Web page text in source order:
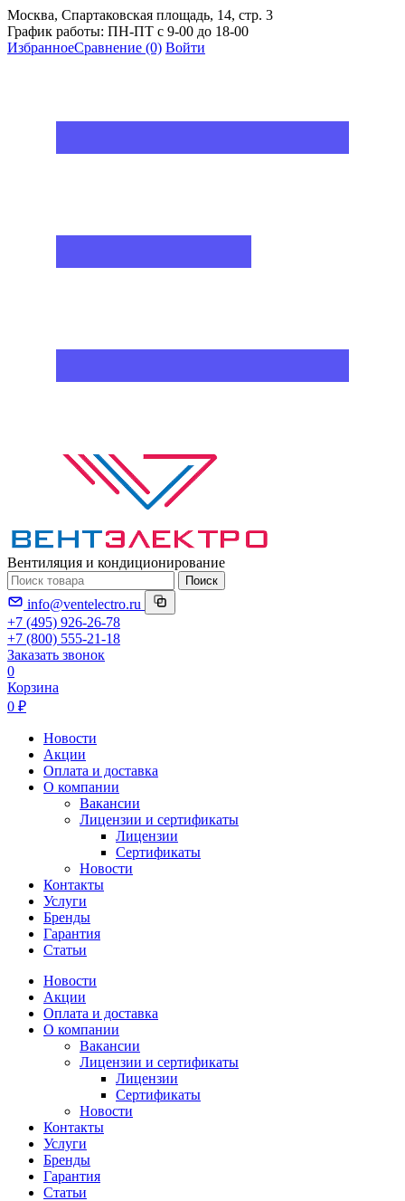
Москва, Спартаковская площадь, 14, стр. 3
График работы: ПН-ПТ с 9-00 до 18-00
ИзбранноеСравнение (0) Войти
Вентиляция и кондиционирование
Поиск
info@ventelectro.ru
+7 (495) 926-26-78
+7 (800) 555-21-18
Заказать звонок
0
Корзина
0 ₽
Новости
Акции
Оплата и доставка
О компании
Вакансии
Лицензии и сертификаты
Лицензии
Сертификаты
Новости
Контакты
Услуги
Бренды
Гарантия
Статьи
Новости
Акции
Оплата и доставка
О компании
Вакансии
Лицензии и сертификаты
Лицензии
Сертификаты
Новости
Контакты
Услуги
Бренды
Гарантия
Статьи